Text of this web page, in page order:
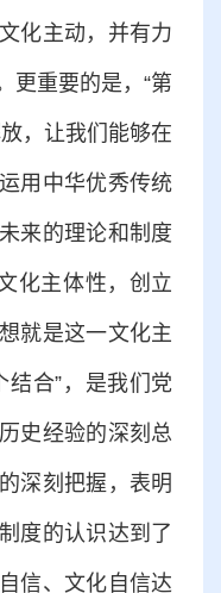
化主动，并有力
更重要的是，“第
，让我们能够在
用中华优秀传统
来的理论和制度
化主体性，创立
就是这一文化主
结合”，是我们党
史经验的深刻总
深刻把握，表明
度的认识达到了
信、文化自信达